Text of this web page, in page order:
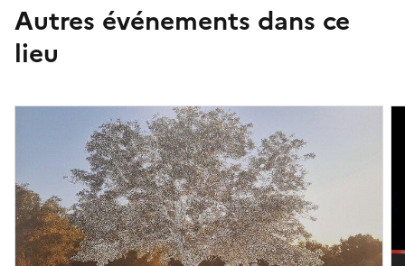
Autres événements dans ce
lieu